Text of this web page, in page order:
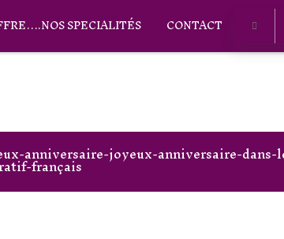
SPECIALITÉS CONTACT
anniversaire-joyeux-anniversaire-dans-
français